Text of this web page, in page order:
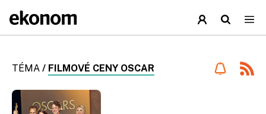
TÉMA / FILMOVÉ CENY OSCAR